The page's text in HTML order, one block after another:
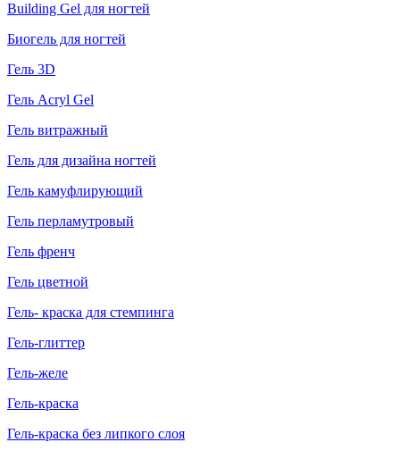
Building Gel для ногтей
Биогель для ногтей
Гель 3D
Гель Acryl Gel
Гель витражный
Гель для дизайна ногтей
Гель камуфлирующий
Гель перламутровый
Гель френч
Гель цветной
Гель- краска для стемпинга
Гель-глиттер
Гель-желе
Гель-краска
Гель-краска без липкого слоя